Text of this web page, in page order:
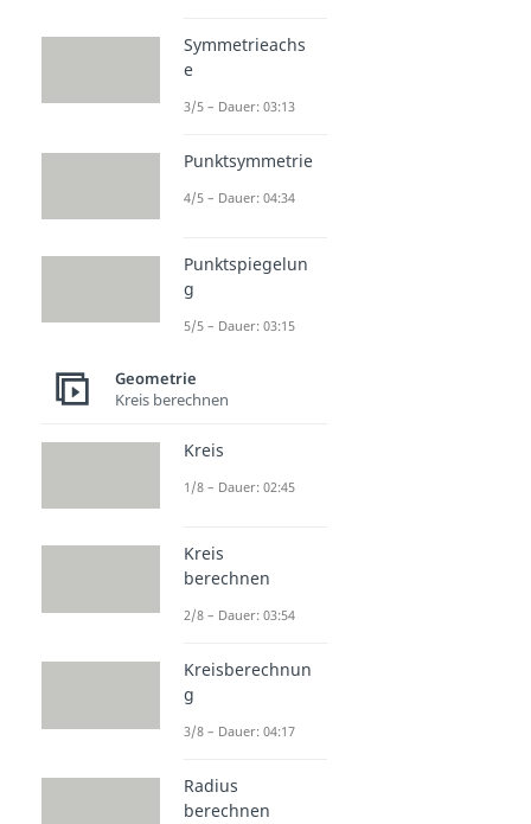
Symmetrieachs
e
3/5 – Dauer: 03:13
Punktsymmetrie
4/5 – Dauer: 04:34
Punktspiegelun
g
5/5 – Dauer: 03:15
Geometrie
Kreis berechnen
Kreis
1/8 – Dauer: 02:45
Kreis
berechnen
2/8 – Dauer: 03:54
Kreisberechnun
g
3/8 – Dauer: 04:17
Radius
berechnen